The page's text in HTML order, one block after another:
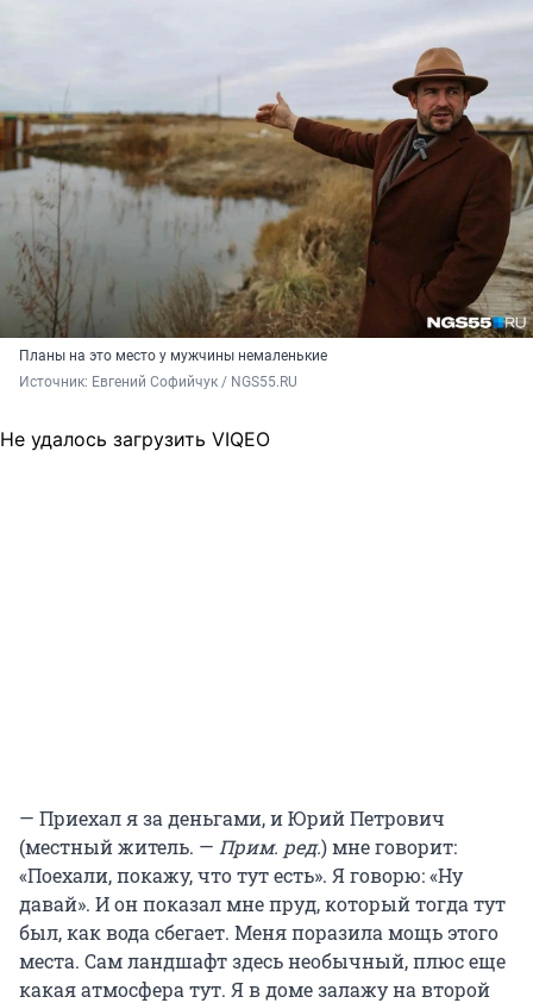
Планы на это место у мужчины немаленькие
Источник: Евгений Софийчук / NGS55.RU
Не удалось загрузить VIQEO
— Приехал я за деньгами, и Юрий Петрович
(местный житель. — Прим. ред.) мне говорит:
«Поехали, покажу, что тут есть». Я говорю: «Ну
давай». И он показал мне пруд, который тогда тут
был, как вода сбегает. Меня поразила мощь этого
места. Сам ландшафт здесь необычный, плюс еще
какая атмосфера тут. Я в доме залажу на второй